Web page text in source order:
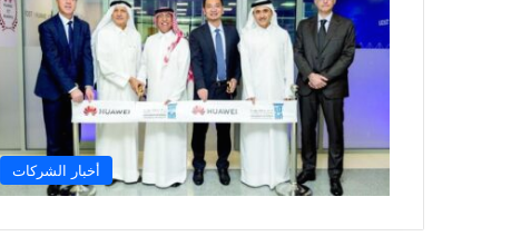
أخبار الشركات